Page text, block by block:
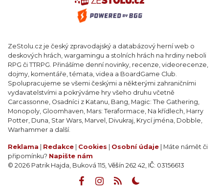
ZeStolu.cz je český zpravodajský a databázový herní web o
deskových hrách, wargamingu a stolních hrách na hrdiny neboli
RPG či TTRPG. Přinášíme denní novinky, recenze, videorecenze,
dojmy, komentáře, témata, videa a BoardGame Club.
Spolupracujeme se všemi českými a některými zahraničními
vydavatelstvími a pokrýváme hry všeho druhu včetně
Carcassonne, Osadníci z Katanu, Bang, Magic: The Gathering,
Monopoly, Gloomhaven, Mars: Teraformace, Na křídlech, Harry
Potter, Duna, Star Wars, Marvel, Divukraj, Krycí jména, Dobble,
Warhammer a další.
Reklama Redakce Cookies Osobní údaje | Máte námět či
připomínku? Napište nám
© 2026 Patrik Hajda, Buková 115, Věšín 262 42, IČ: 03156613